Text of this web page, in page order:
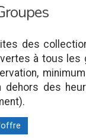
des
à tous les
dehors des